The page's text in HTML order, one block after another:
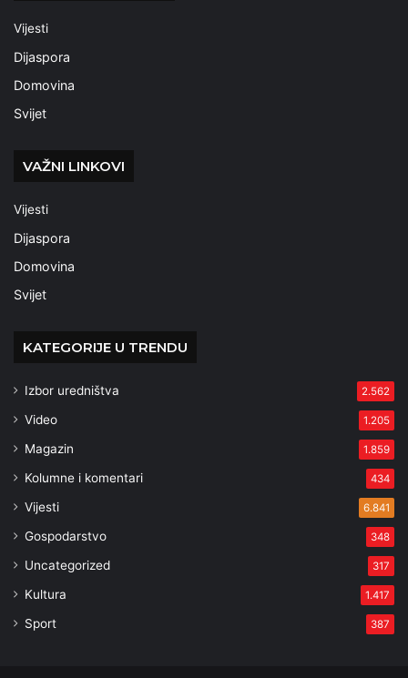
Vijesti
Dijaspora
Domovina
Svijet
VAŽNI LINKOVI
Vijesti
Dijaspora
Domovina
Svijet
KATEGORIJE U TRENDU
Izbor uredništva 2.562
Video 1.205
Magazin 1.859
Kolumne i komentari 434
Vijesti 6.841
Gospodarstvo 348
Uncategorized 317
Kultura 1.417
Sport 387